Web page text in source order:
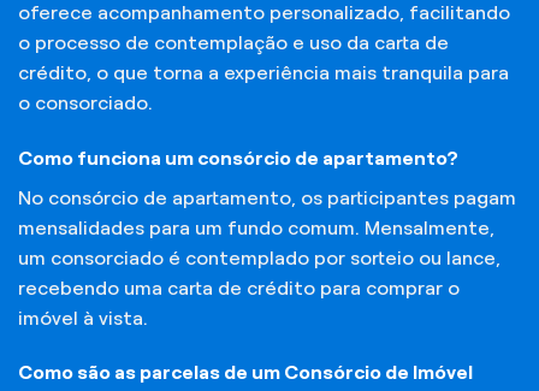
oferece acompanhamento personalizado, facilitando
o processo de contemplação e uso da carta de
crédito, o que torna a experiência mais tranquila para
o consorciado.
Como funciona um consórcio de apartamento?
No consórcio de apartamento, os participantes pagam
mensalidades para um fundo comum. Mensalmente,
um consorciado é contemplado por sorteio ou lance,
recebendo uma carta de crédito para comprar o
imóvel à vista.
Como são as parcelas de um Consórcio de Imóvel